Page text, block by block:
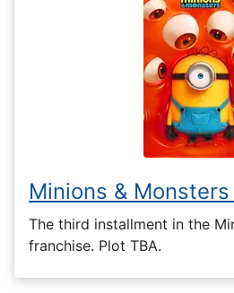
Minions &
The third installment in the
franchise. Plot TBA.